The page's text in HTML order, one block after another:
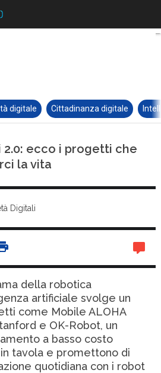
digitale Cittadinanza digitale
ecco i progetti che
la vita
Digitali
della robotica
artificiale svolge un
come Mobile ALOHA
e OK-Robot, un
a basso costo
tavola e promettono di
quotidiana con i robot